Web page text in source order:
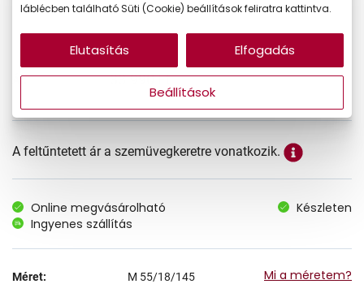
Ár: 33.990 Ft
A feltűntetett ár a szemüvegkeretre vonatkozik.
Online megvásárolható
Készleten
Ingyenes szállítás
Méret: M 55/18/145 Mi a méretem?
láblécben található Süti (Cookie) beállítások feliratra kattintva.
Beállítások
Elutasítás Elfogadás